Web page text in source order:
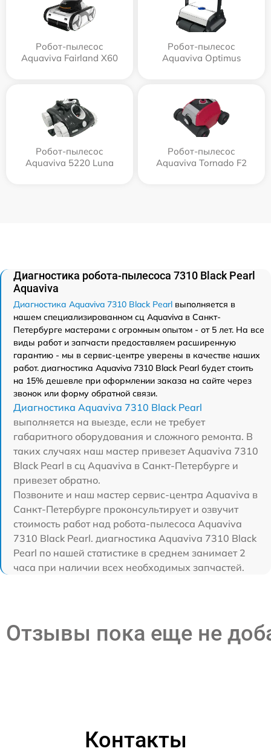
Робот-пылесос
Aquaviva Fairland X60
Робот-пылесос
Aquaviva Optimus
Робот-пылесос
Aquaviva 5220 Luna
Робот-пылесос
Aquaviva Tornado F2
Диагностика робота-пылесоса 7310 Black Pearl
Aquaviva
Диагностика Aquaviva 7310 Black Pearl выполняется в
нашем специализированном сц Aquaviva в Санкт-
Петербурге мастерами с огромным опытом - от 5 лет. На все
виды работ и запчасти предоставляем расширенную
гарантию - мы в сервис-центре уверены в качестве наших
работ. диагностика Aquaviva 7310 Black Pearl будет стоить
на 15% дешевле при оформлении заказа на сайте через
звонок или форму обратной связи.
Диагностика Aquaviva 7310 Black Pearl
выполняется на выезде, если не требует
габаритного оборудования и сложного ремонта. В
таких случаях наш мастер привезет Aquaviva 7310
Black Pearl в сц Aquaviva в Санкт-Петербурге и
привезет обратно.
Позвоните и наш мастер сервис-центра Aquaviva в
Санкт-Петербурге проконсультирует и озвучит
стоимость работ над робота-пылесоса Aquaviva
7310 Black Pearl. диагностика Aquaviva 7310 Black
Pearl по нашей статистике в среднем занимает 2
часа при наличии всех необходимых запчастей.
Отзывы пока еще не
Контакты